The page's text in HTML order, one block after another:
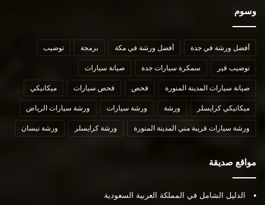
وسوم
أفضل ورشة في جدة أفضل ورشة في مكة برمجة توضيب
توضيب قير سمكرة سيارات جدة صيانة سيارات
صيانة سيارات المدينة المنورة فحص فحص سيارات ميكانيكي
ميكانيكي كرايسلر ورشة ورشة سيارات ورشة سيارات الرياض
ورشة سيارات قريبة مني المدينة المنورة ورشة كرايسلر ورشة نيسان
مواقع صديقة
الدليل الشامل في المملكة العربية السعودية